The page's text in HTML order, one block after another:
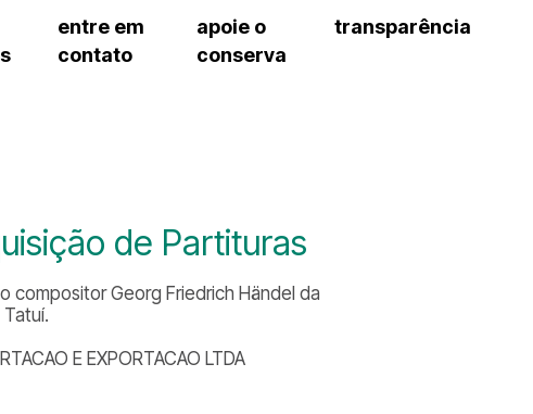
entre em
contato
de imprensa
conosco
apoie o
conserva
transparência
de Partituras
compositor Georg Friedrich Händel da
E EXPORTACAO LTDA